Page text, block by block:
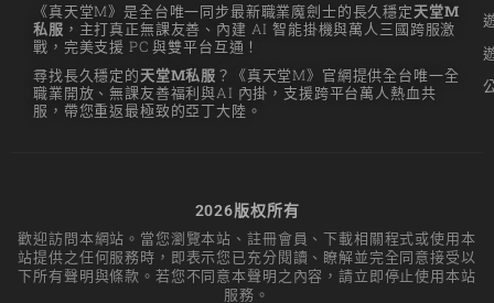
《真天堂M》是全台唯一同步最新職業魔劍士的長久穩定天堂M
私服 ，主打真正無課友善、內建 AI 智能掛機與萬人三國跨服激
戰，完美支援 PC 與雙平台互通！
尋找長久穩定的天堂M私服 ？《真天堂M》官網提供全台唯一全
職業開放、無課友善福利與AI 內掛，支援跨平台萬人熱血共
服，帶您重返最極致的亞丁大陸。
2026版权所有
歡迎訪問本網站。當您瀏覽本站、註冊會員、下載相關程式或使用本
站提供之任何服務時，即表示您已充分閱讀、瞭解並完全同意接受以
下所有聲明與條款。若您不同意本聲明之內容，請立即停止使用本站
服務。